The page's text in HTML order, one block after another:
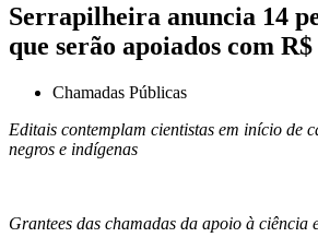
Serrapilheira anuncia 14
que serão apoiados com
Chamadas Públicas
Editais contemplam cientistas em início de
negros e indígenas
Grantees das chamadas da apoio à